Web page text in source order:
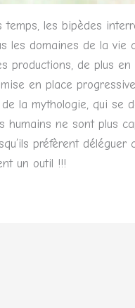
temps, les bipèdes
les domaines de la vie
productions, de plus
en place progressive
la mythologie, qui se
humains ne sont plus
préfèrent
un outil !!!